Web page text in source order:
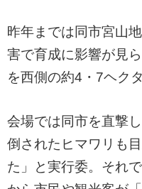
昨年までは同市宮山
害で育成に影響が見
を西側の約4・7ヘク
会場では同市を直撃
倒されたヒマワリも
た」と実行委。それ